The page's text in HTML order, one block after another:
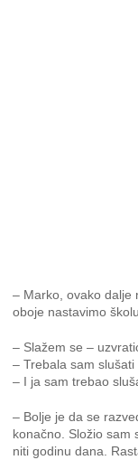
– Marko, ovako dalje
oboje nastavimo
– Slažem se –
– Trebala sam
– I ja sam trebao
– Bolje je da se
konačno. Složio sam
niti godinu dana.